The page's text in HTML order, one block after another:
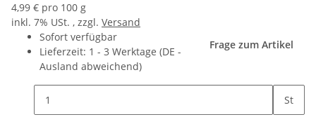
4,99 € pro 100 g
inkl. 7% USt. , zzgl. Versand
Sofort verfügbar
Lieferzeit: 1 - 3 Werktage (DE -
Ausland abweichend)
Frage zum Artikel
St